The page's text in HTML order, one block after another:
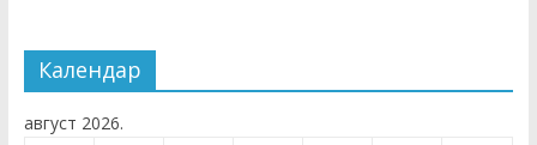
Календар
август 2026.